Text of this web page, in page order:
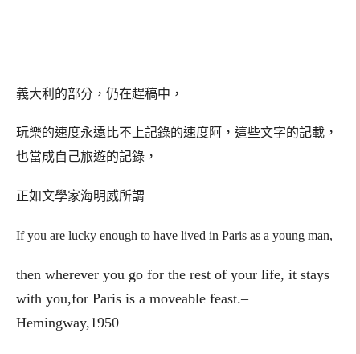
義大利的部分，仍在趕稿中，
玩樂的速度永遠比不上記錄的速度阿，這些文字的記載，
也當成自己旅遊的記錄，
正如文學家海明威所謂
If you are lucky enough to have lived in Paris as a young man,
then wherever you go for the rest of your life, it stays
with you,for Paris is a moveable feast.–
Hemingway,1950